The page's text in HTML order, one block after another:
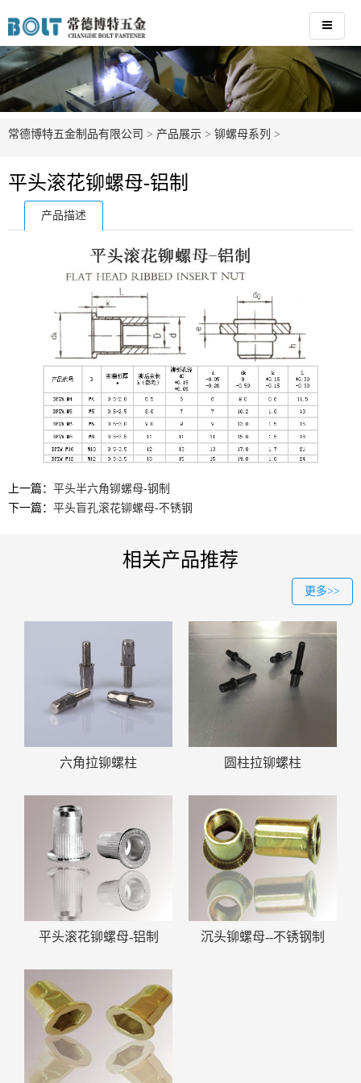
常德博特五金制品有限公司 > 产品展示 > 铆螺母系列 >
平头滚花铆螺母-铝制
产品描述
上一篇： 平头半六角铆螺母-钢制
下一篇： 平头盲孔滚花铆螺母-不锈钢
相关产品推荐
更多>>
六角拉铆螺柱 圆柱拉铆螺柱
平头滚花铆螺母-铝制 沉头铆螺母--不锈钢制